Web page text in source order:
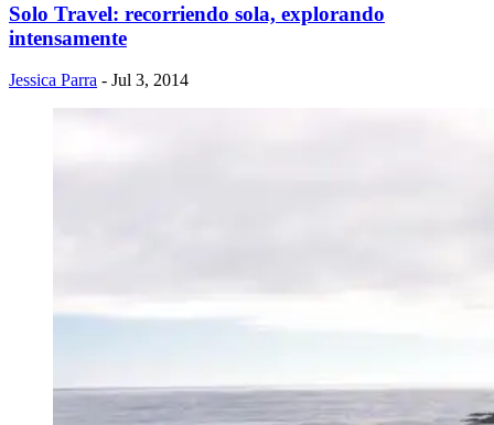
Solo Travel: recorriendo sola, explorando
intensamente
Jessica Parra - Jul 3, 2014